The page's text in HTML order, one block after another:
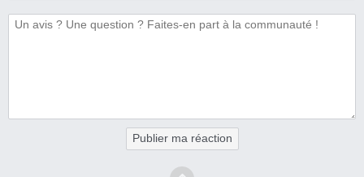
Publier ma réaction